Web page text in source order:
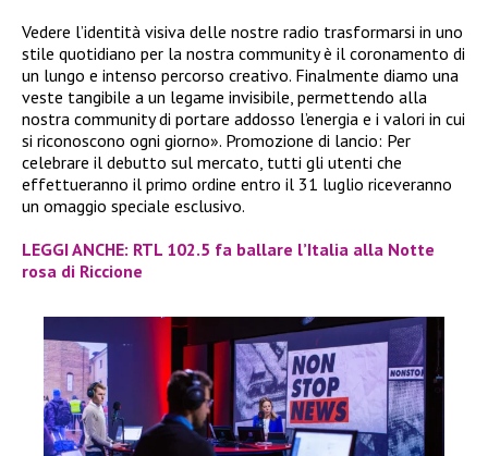
Vedere l’identità visiva delle nostre radio trasformarsi in uno
stile quotidiano per la nostra community è il coronamento di
un lungo e intenso percorso creativo. Finalmente diamo una
veste tangibile a un legame invisibile, permettendo alla
nostra community di portare addosso l’energia e i valori in cui
si riconoscono ogni giorno». Promozione di lancio: Per
celebrare il debutto sul mercato, tutti gli utenti che
effettueranno il primo ordine entro il 31 luglio riceveranno
un omaggio speciale esclusivo.
LEGGI ANCHE: RTL 102.5 fa ballare l’Italia alla Notte
rosa di Riccione